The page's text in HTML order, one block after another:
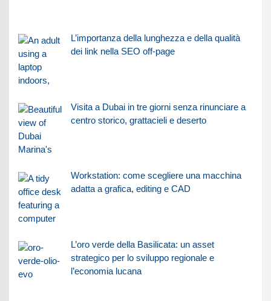
L’importanza della lunghezza e della qualità
dei link nella SEO off-page
Visita a Dubai in tre giorni senza rinunciare a
centro storico, grattacieli e deserto
Workstation: come scegliere una macchina
adatta a grafica, editing e CAD
L’oro verde della Basilicata: un asset
strategico per lo sviluppo regionale e
l’economia lucana